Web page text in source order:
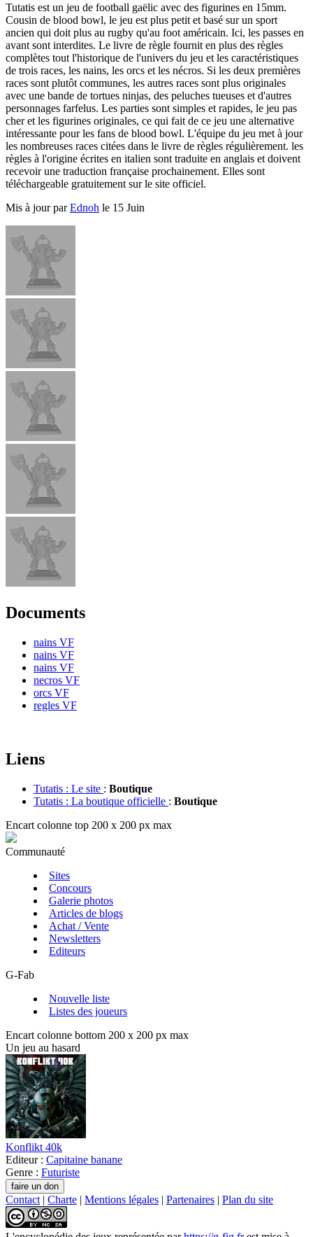
Tutatis est un jeu de football gaëlic avec des figurines en 15mm.
Cousin de blood bowl, le jeu est plus petit et basé sur un sport
ancien qui doit plus au rugby qu'au foot américain. Ici, les passes en
avant sont interdites. Le livre de règle fournit en plus des règles
complètes tout l'historique de l'univers du jeu et les caractéristiques
de trois races, les nains, les orcs et les nécros. Si les deux premières
races sont plutôt communes, les autres races sont plus originales
avec une bande de tortues ninjas, des peluches tueuses et d'autres
personnages farfelus. Les parties sont simples et rapides, le jeu pas
cher et les figurines originales, ce qui fait de ce jeu une alternative
intéressante pour les fans de blood bowl. L'équipe du jeu met à jour
les nombreuses races citées dans le livre de règles régulièrement. les
règles à l'origine écrites en italien sont traduite en anglais et doivent
recevoir une traduction française prochainement. Elles sont
téléchargeable gratuitement sur le site officiel.
Mis à jour parEdnoh le 15 Juin
Documents
nains VF
nains VF
nains VF
necros VF
orcs VF
regles VF
Liens
Tutatis : Le site : Boutique
Tutatis : La boutique officielle : Boutique
Encart colonne top 200 x 200 px max
Communauté
Sites
Concours
Galerie photos
Articles de blogs
Achat / Vente
Newsletters
Editeurs
G-Fab
Nouvelle liste
Listes des joueurs
Encart colonne bottom 200 x 200 px max
Un jeu au hasard
Konflikt 40k
Editeur : Capitaine banane
Genre : Futuriste
Contact | Charte | Mentions légales | Partenaires | Plan du site